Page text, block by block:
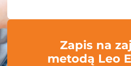
Zapis na
metodą Leo